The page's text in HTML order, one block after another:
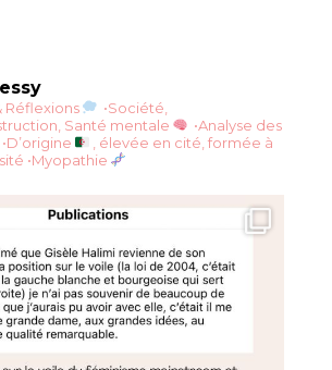
Réflexions
•Société,
Santé mentale
•Analyse des
•D’origine
, élevée en cité, formée à
•Myopathie